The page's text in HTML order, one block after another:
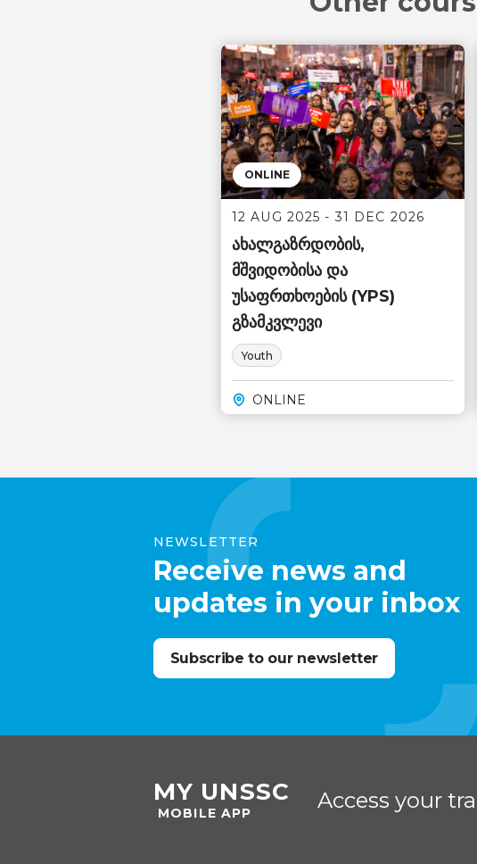
ONLINE
12 AUG 2025 - 31 DEC 2026
ახალგაზრდობის,
მშვიდობისა და
უსაფრთხოების (YPS)
გზამკვლევი
Youth
ONLINE
NEWSLETTER
Receive news and
updates in your inbox
Subscribe to our newsletter
MY UNSSC
MOBILE APP
Access your